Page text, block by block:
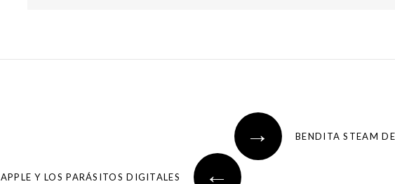
→ BENDITA STEAM
←
APPLE Y LOS PARÁSITOS DIGITALES